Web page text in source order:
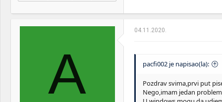
A
04.11.2020.
pacfi002 je napisao(la):
Pozdrav svima,prvi put
Nego,imam jedan